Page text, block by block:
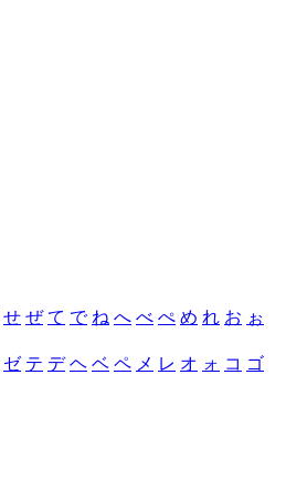
せ ぜ て で ね へ べ ぺ め れ お ぉ
ゼ テ デ ヘ ベ ペ メ レ オ ォ コ ゴ